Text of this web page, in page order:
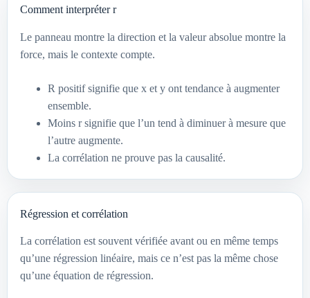
Comment interpréter r
Le panneau montre la direction et la valeur absolue montre la
force, mais le contexte compte.
R positif signifie que x et y ont tendance à augmenter
ensemble.
Moins r signifie que l’un tend à diminuer à mesure que
l’autre augmente.
La corrélation ne prouve pas la causalité.
Régression et corrélation
La corrélation est souvent vérifiée avant ou en même temps
qu’une régression linéaire, mais ce n’est pas la même chose
qu’une équation de régression.